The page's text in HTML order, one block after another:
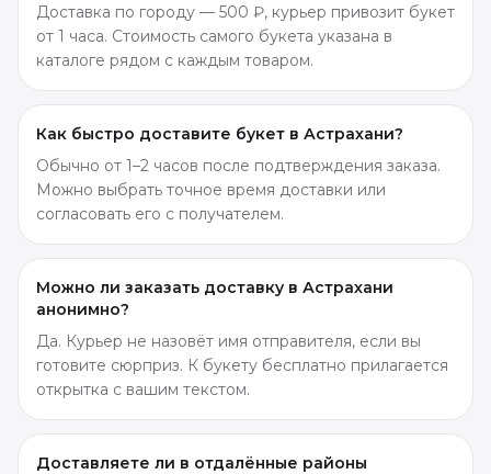
Доставка по городу — 500 ₽, курьер привозит букет
от 1 часа. Стоимость самого букета указана в
каталоге рядом с каждым товаром.
Как быстро доставите букет в Астрахани?
Обычно от 1–2 часов после подтверждения заказа.
Можно выбрать точное время доставки или
согласовать его с получателем.
Можно ли заказать доставку в Астрахани
анонимно?
Да. Курьер не назовёт имя отправителя, если вы
готовите сюрприз. К букету бесплатно прилагается
открытка с вашим текстом.
Доставляете ли в отдалённые районы